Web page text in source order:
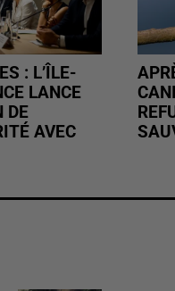
: L’ÎLE-
LANCE
DE
AVEC